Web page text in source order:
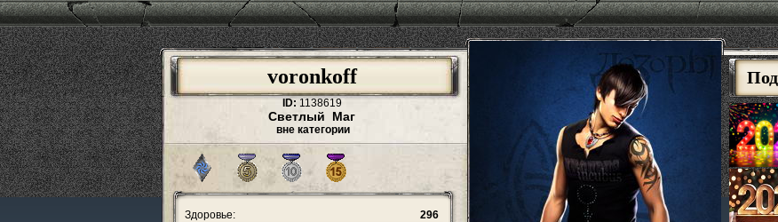
voronkoff
ID: 1138619
Светлый Маг
вне категории
Здоровье:
296